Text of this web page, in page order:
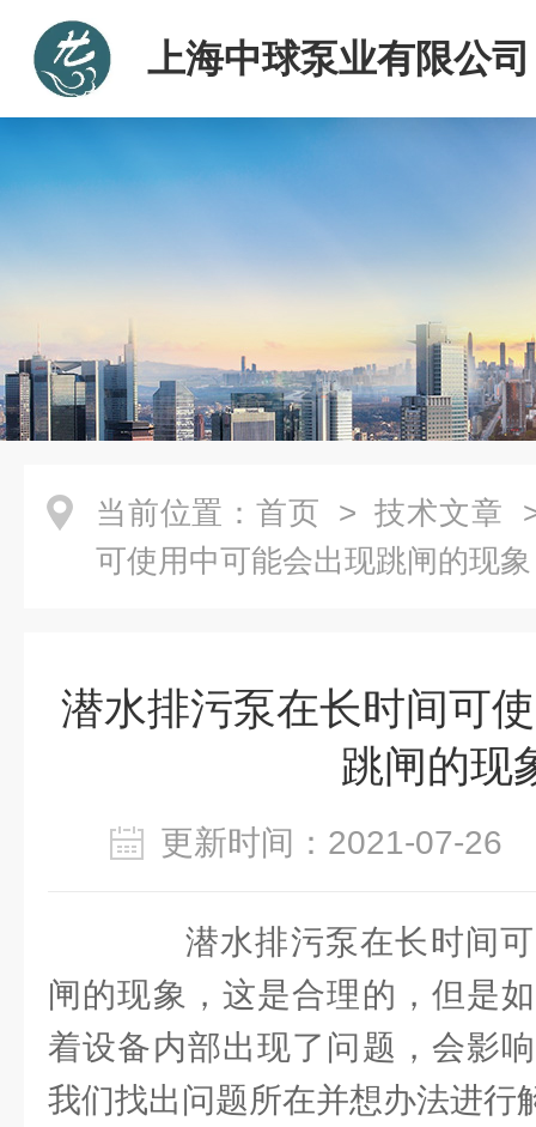
上海中球泵业有限公司
当前位置： 首页 > 技术文章
可使用中可能会出现跳闸的现象
潜水排污泵在长时间可
跳闸的现
更新时间：2021-07-
潜水排污泵在长时间可
闸的现象，这是合理的，但是
着设备内部出现了问题，会影
我们找出问题所在并想办法进行